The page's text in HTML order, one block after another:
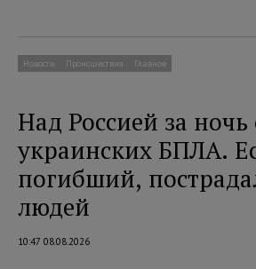
Новости Происшествия Главное
Над Россией за ночь
украинских БПЛА.
погибший,
людей
10:47 08.08.2026